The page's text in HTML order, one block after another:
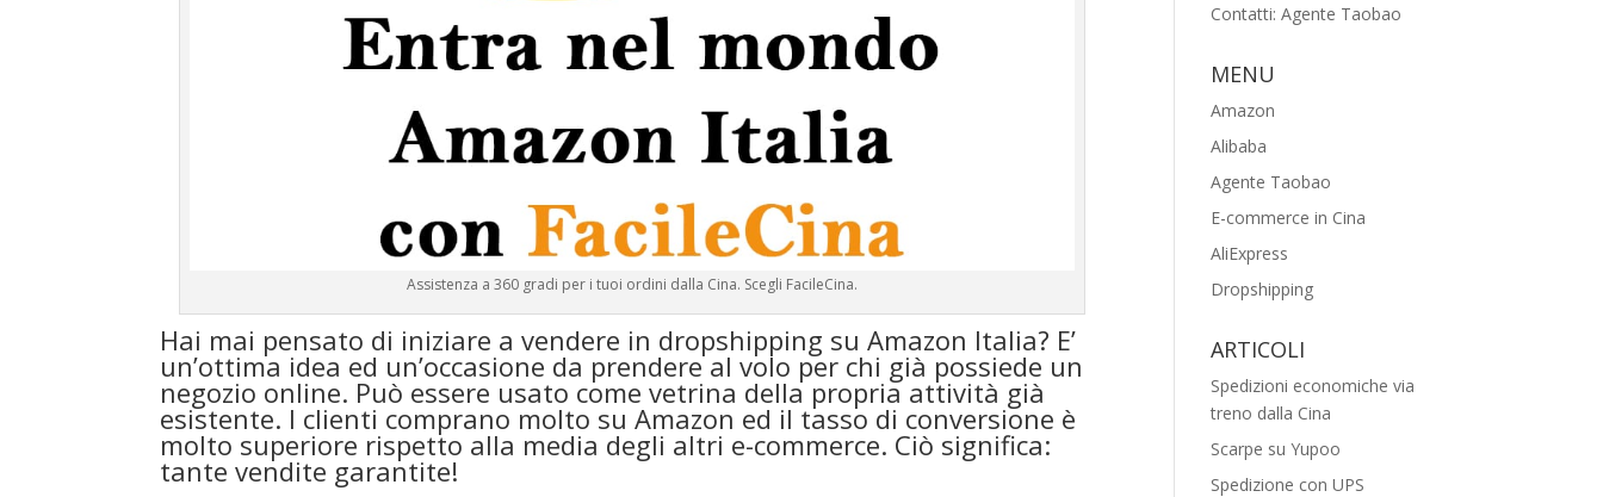
Assistenza a 360 gradi per i tuoi ordini dalla Cina. Scegli FacileCina.
Hai mai pensato di iniziare a vendere in dropshipping su Amazon Italia? E’
un’ottima idea ed un’occasione da prendere al volo per chi già possiede un
negozio online. Può essere usato come vetrina della propria attività già
esistente. I clienti comprano molto su Amazon ed il tasso di conversione è
molto superiore rispetto alla media degli altri e-commerce. Ciò significa:
tante vendite garantite!
Contatti: Agente Taobao
MENU
Amazon
Alibaba
Agente Taobao
E-commerce in Cina
AliExpress
Dropshipping
ARTICOLI
Spedizioni economiche via
treno dalla Cina
Scarpe su Yupoo
Spedizione con UPS